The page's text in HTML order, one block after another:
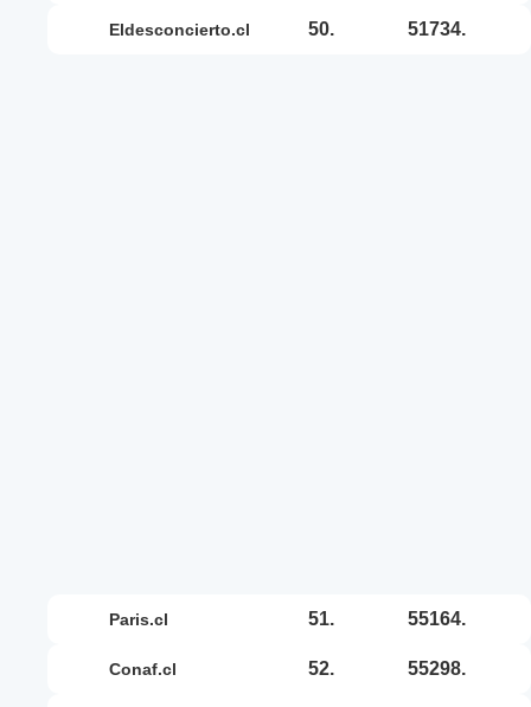
eldesconcierto.cl 50. 51734.
paris.cl 51. 55164.
conaf.cl 52. 55298.